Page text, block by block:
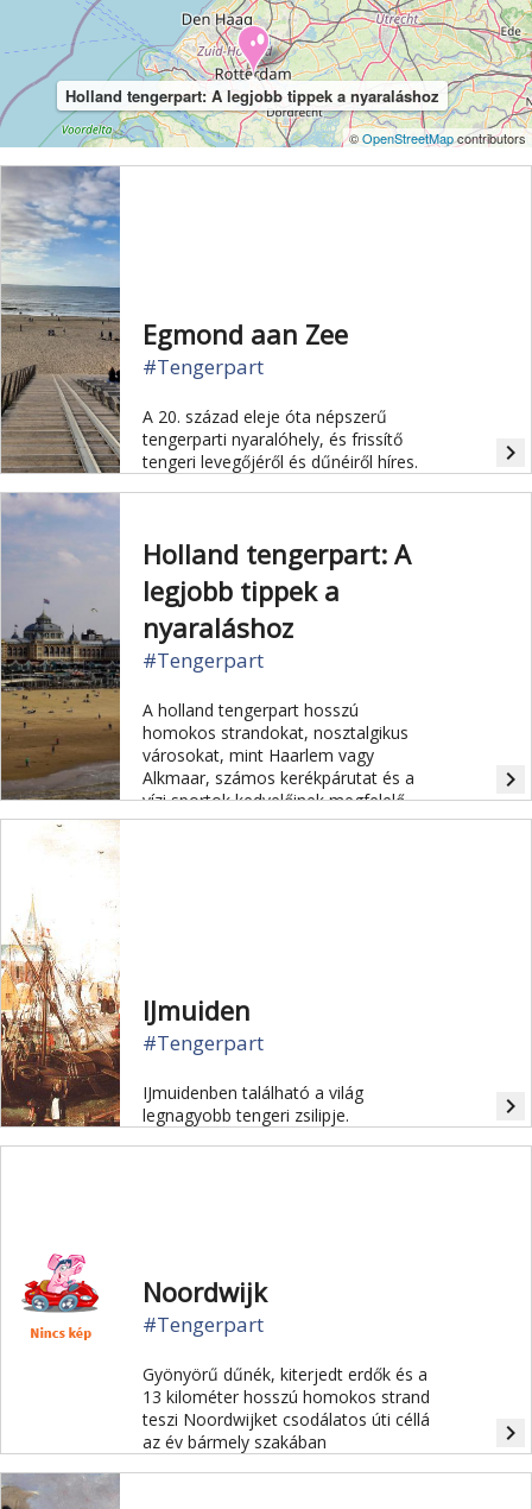
Holland tengerpart: A legjobb tippek a nyaraláshoz
©OpenStreetMapcontributors
Egmond aan Zee
#Tengerpart
A 20. század eleje óta népszerű
tengerparti nyaralóhely, és frissítő
tengeri levegőjéről és dűnéiről híres.
navigate_next
Holland tengerpart: A
legjobb tippek a
nyaraláshoz
#Tengerpart
A holland tengerpart hosszú
homokos strandokat, nosztalgikus
városokat, mint Haarlem vagy
Alkmaar, számos kerékpárutat és a
vízi sportok kedvelőinek megfelelő
helyeket kínál. 10 tipp.
navigate_next
IJmuiden
#Tengerpart
IJmuidenben található a világ
legnagyobb tengeri zsilipje.
navigate_next
Noordwijk
#Tengerpart
Gyönyörű dűnék, kiterjedt erdők és a
13 kilométer hosszú homokos strand
teszi Noordwijket csodálatos úti céllá
az év bármely szakában
navigate_next